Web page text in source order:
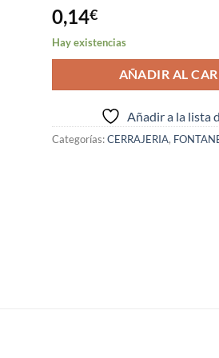
0,14€
Hay existencias
AÑADIR AL
Añadir a la lista
Categorías:CERRAJERIA,